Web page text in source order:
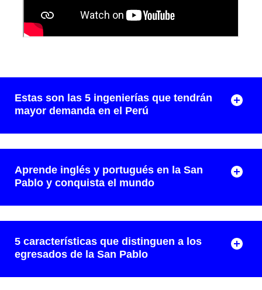
Estas son las 5 ingenierías que tendrán
mayor demanda en el Perú
Aprende inglés y portugués en la San
Pablo y conquista el mundo
5 características que distinguen a los
egresados de la San Pablo